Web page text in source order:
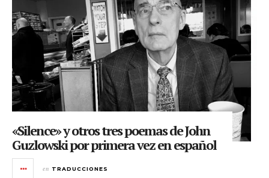
«Silence» y otros tres poemas de John
Guzlowski por primera vez en español
en TRADUCCIONES